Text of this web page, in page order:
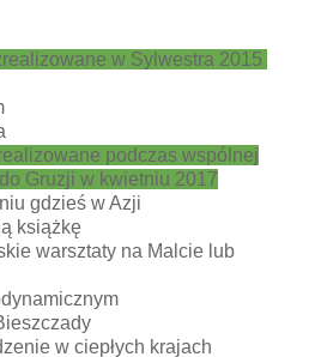
w Sylwestra 2015
podczas wspólnej
Gruzji w kwietniu 2017
gdzieś w Azji
książkę
warsztaty na Malcie lub
w ciepłych krajach